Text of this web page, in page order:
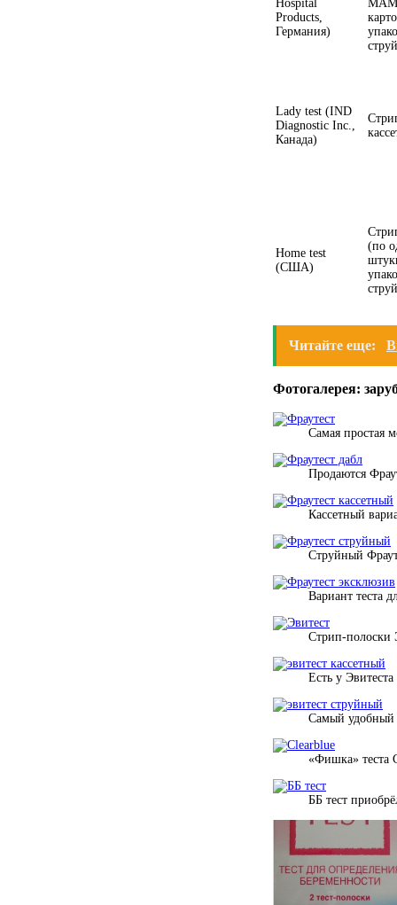
Hospital
Products,
Германия)
Lady test (IND
Diagnostic Inc.,
Канада)
Home test
(США)
(по
Читайте еще:
Фотогалерея:
Самая простая
Продаются
Кассетный
Струйный
Вариант теста
Стрип-полоски
Есть у
Самый удобный
«Фишка» теста
ББ тест